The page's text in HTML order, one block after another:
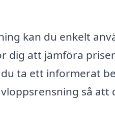
kan du enkelt
dig att jämföra
ta ett informerat
så